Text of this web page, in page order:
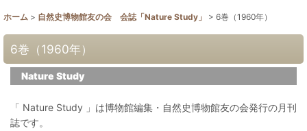
ホーム > 自然史博物館友の会 会誌「Nature Study」 > 6巻（1960年）
6巻（1960年）
Nature Study
「 Nature Study 」は博物館編集・自然史博物館友の会発行の月刊
誌です。